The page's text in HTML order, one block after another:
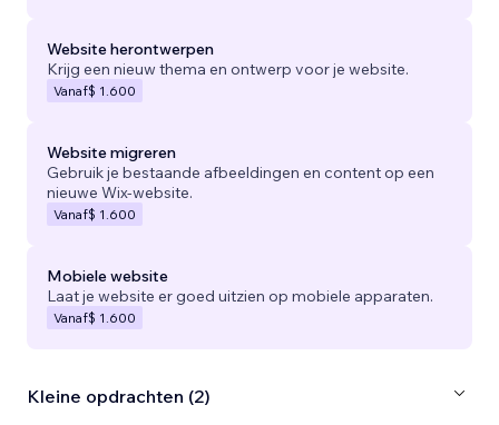
Website herontwerpen
Krijg een nieuw thema en ontwerp voor je website.
Vanaf$ 1.600
Website migreren
Gebruik je bestaande afbeeldingen en content op een
nieuwe Wix-website.
Vanaf$ 1.600
Mobiele website
Laat je website er goed uitzien op mobiele apparaten.
Vanaf$ 1.600
Kleine opdrachten (2)